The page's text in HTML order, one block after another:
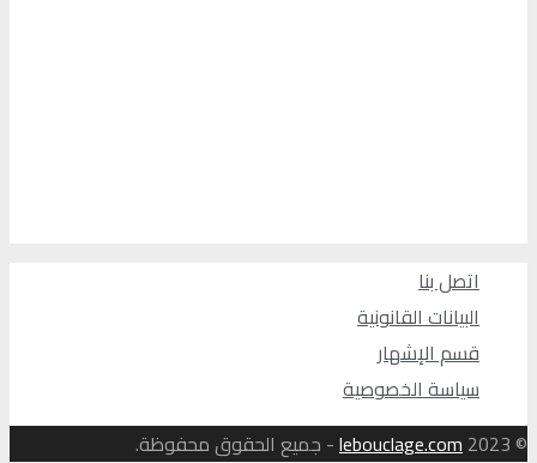
اتصل بنا
البيانات القانونية
قسم الإشهار
سياسة الخصوصية
© 2023
lebouclage.com- جميع الحقوق محفوظة.